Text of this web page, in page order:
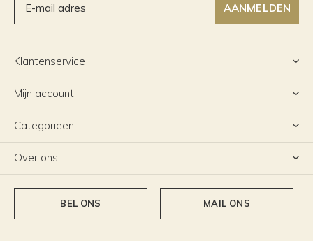
AANMELDEN
Klantenservice
Mijn account
Categorieën
Over ons
BEL ONS MAIL ONS